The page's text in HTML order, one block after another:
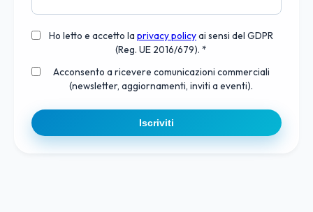
Ho letto e accetto la privacy policyai sensi del GDPR
(Reg. UE 2016/679). *
Acconsento a ricevere comunicazioni commerciali
(newsletter, aggiornamenti, inviti a eventi).
Iscriviti